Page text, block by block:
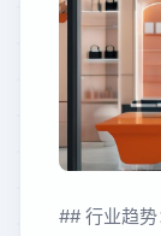
## 行业趋